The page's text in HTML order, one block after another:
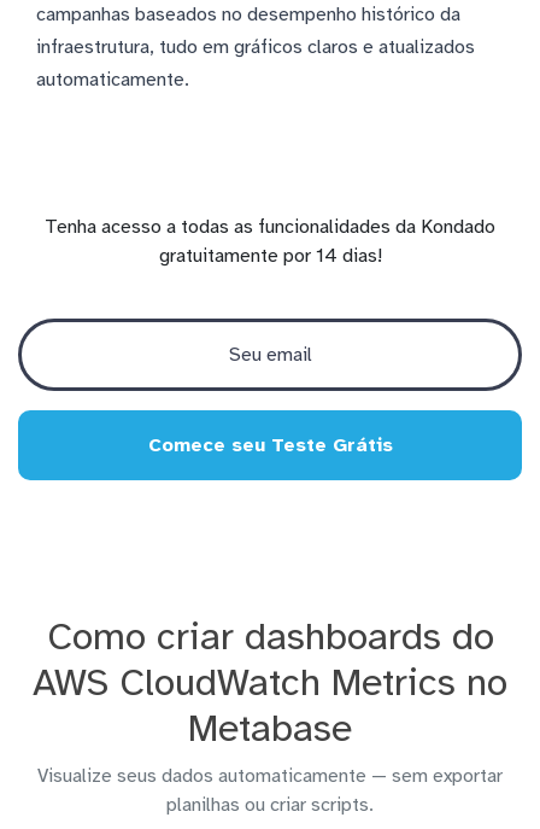
campanhas baseados no desempenho histórico da
infraestrutura, tudo em gráficos claros e atualizados
automaticamente.
Tenha acesso a todas as funcionalidades da Kondado
gratuitamente por 14 dias!
Comece seu Teste Grátis
Como criar dashboards do
AWS CloudWatch Metrics no
Metabase
Visualize seus dados automaticamente — sem exportar
planilhas ou criar scripts.